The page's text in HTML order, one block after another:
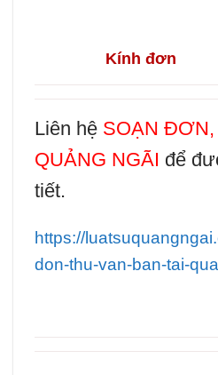
Kính đơn
Liên hệ SOẠN
QUẢNG NGÃI để
tiết.
https://
don-thu-van-ban-tai-